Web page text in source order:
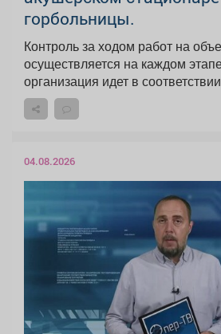
горбольницы.
Контроль за ходом работ на
осуществляется на каждом
организация идет в
04.08.2026